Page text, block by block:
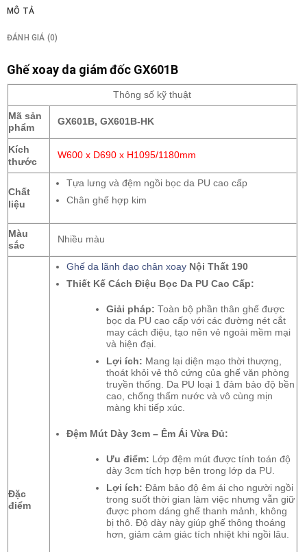
MÔ TẢ
ĐÁNH GIÁ (0)
Ghế xoay da giám đốc GX601B
Thông số kỹ thuật
Mã sản
phẩm
GX601B, GX601B-HK
Kích
thước
W600 x D690 x H1095/1180mm
Chất
liệu
Tựa lưng và đệm ngồi bọc da PU cao cấp
Chân ghế hợp kim
Màu
sắc
Nhiều màu
Đặc
điểm
Ghế da lãnh đạo chân xoay Nội Thất 190
Thiết Kế Cách Điệu Bọc Da PU Cao Cấp:
Giải pháp: Toàn bộ phần thân ghế được
bọc da PU cao cấp với các đường nét cắt
may cách điệu, tạo nên vẻ ngoài mềm mại
và hiện đại.
Lợi ích: Mang lại diện mạo thời thượng,
thoát khỏi vẻ thô cứng của ghế văn phòng
truyền thống. Da PU loại 1 đảm bảo độ bền
cao, chống thấm nước và vô cùng mịn
màng khi tiếp xúc.
Đệm Mút Dày 3cm – Êm Ái Vừa Đủ:
Ưu điểm: Lớp đệm mút được tính toán độ
dày 3cm tích hợp bên trong lớp da PU.
Lợi ích: Đảm bảo độ êm ái cho người ngồi
trong suốt thời gian làm việc nhưng vẫn giữ
được phom dáng ghế thanh mảnh,
không
bị thô. Độ dày này giúp ghế thông thoáng
hơn, giảm cảm giác tích nhiệt khi ngồi lâu.